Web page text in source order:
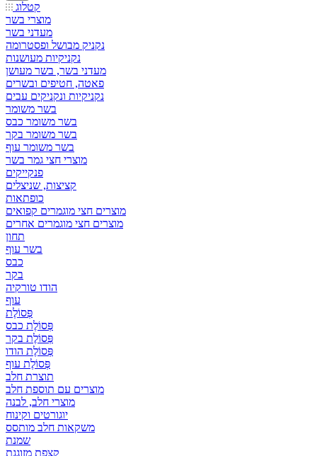
קטלוג
מוצרי בשר
מעדני בשר
נקניק מבושל ופסטרומה
נקניקיות מעושנות
מעדני בשר, בשר מעושן
פאטה, חטיפים ובשרים
נקניקיות ונקניקים עבים
בשר משומר
בשר משומר כבס
בשר משומר בקר
בשר משומר עוף
מוצרי חצי גמר בשר
פנקייקים
קציצות, שניצלים
כופתאות
מוצרים חצי מוגמרים קפואים
מוצרים חצי מוגמרים אחרים
תחון
בשר עוף
כבס
בקר
הודו טורקיה
עוף
פְּסוֹלֶת
פְּסוֹלֶת כבס
פְּסוֹלֶת בקר
פְּסוֹלֶת הודו
פְּסוֹלֶת עוף
תוצרת חלב
מוצרים עם תוספת חלב
מוצרי חלב, לבנה
יוגורטים וקינוח
משקאות חלב מותסס
שמנת
קצפת מזוגגת